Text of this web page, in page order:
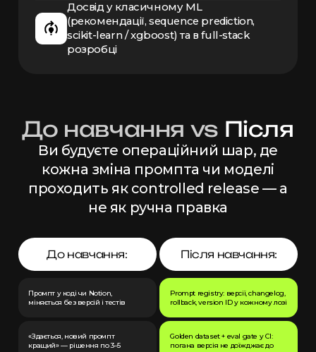
Досвід у класичному ML
(рекомендації, sequence prediction,
scikit-learn / xgboost) та в full-stack
розробці
До навчання vs Після
Ви будуєте операційний шар, де
кожна зміна промпта чи моделі
проходить як controlled release — а
не як ручна правка
До навчання:
«Здається, новий промпт
кращий» — рішення по 3–5
Промпт у коді чи Notion,
міняється без версій і тестів
Після навчання:
Prompt registry: версії, changelog,
rollback, version ID у кожному лозі
Golden dataset + eval gate у CI:
погана версія не доїжджає до